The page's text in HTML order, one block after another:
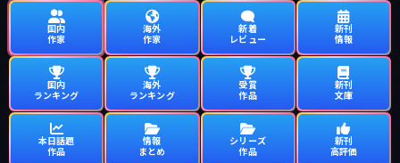
国内
作家
海外
作家
新着
レビュー
新刊
情報
国内
ランキング
海外
ランキング
受賞
作品
新刊
文庫
本日話題
作品
情報
まとめ
シリーズ
作品
新刊
高評価